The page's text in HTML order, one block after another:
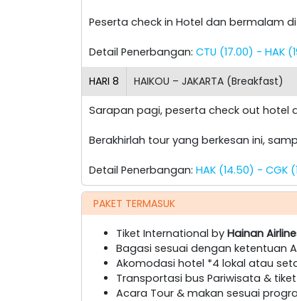
Peserta check in Hotel dan bermalam di
Detail Penerbangan: CTU (17.00) - HAK
HARI 8 HAIKOU – JAKARTA (Breakfast)
Sarapan pagi, peserta check out hotel
Berakhirlah tour yang berkesan ini,
Detail Penerbangan: HAK (14.50) - CGK
PAKET TERMASUK
Tiket International by Hainan
Bagasi sesuai dengan ketentuan
Akomodasi hotel *4 lokal atau
Transportasi bus Pariwisata &
Acara Tour & makan sesuai